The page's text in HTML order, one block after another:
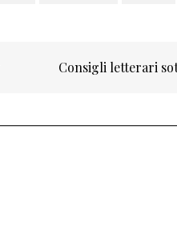
Consigli letterari